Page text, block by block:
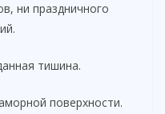
ни праздничного
тишина.
поверхности.